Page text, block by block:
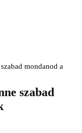
mondanod a
szabad